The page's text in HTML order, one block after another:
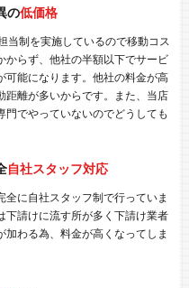
の低価格
当制を実施しているので移動コス
からず、他社の半額以下でサービ
可能になります。他社の料金が高
距離が多いからです。また、当店
門でやっていないのでどうしても
自社スタッフ対応
全に自社スタッフ制で行っていま
下請けに流す所が多く下請け業者
加わる為、料金が高くなってしま